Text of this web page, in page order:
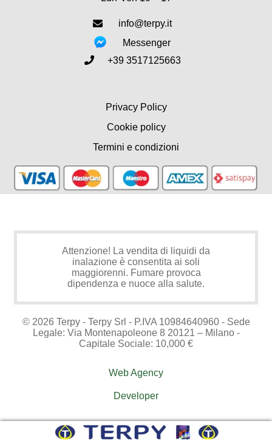
info@terpy.it
Messenger
+39 3517125663
Privacy Policy
Cookie policy
Termini e condizioni
Attenzione! La vendita di liquidi da
inalazione è consentita ai soli
maggiorenni. Fumare provoca
dipendenza e nuoce alla salute.
© 2026 Terpy - Terpy Srl - P.IVA 10984640960 - Sede
Legale: Via Montenapoleone 8 20121 – Milano -
Capitale Sociale: 10,000 €
Web Agency
Developer